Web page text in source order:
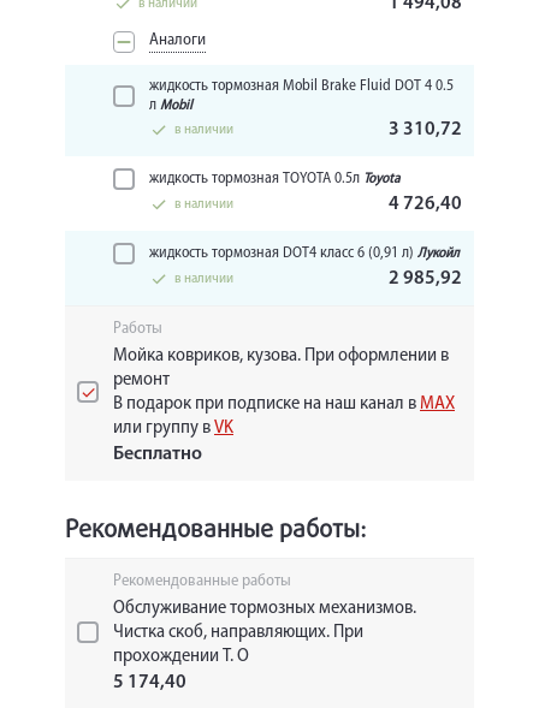
в наличии
Аналоги
жидкость тормозная Mobil Brake Fluid DOT 4 0.5
л Mobil
в наличии
3 310,72
жидкость тормозная TOYOTA 0.5л Toyota
в наличии
4 726,40
жидкость тормозная DOT4 класс 6 (0,91 л) Лукойл
в наличии
2 985,92
Работы
Мойка ковриков, кузова. При оформлении в
ремонт
В подарок при подписке на наш канал вMAX
или группу вVK
Бесплатно
Рекомендованные работы:
Рекомендованные работы
Обслуживание тормозных механизмов.
Чистка скоб, направляющих. При
прохождении Т. О
5 174,40